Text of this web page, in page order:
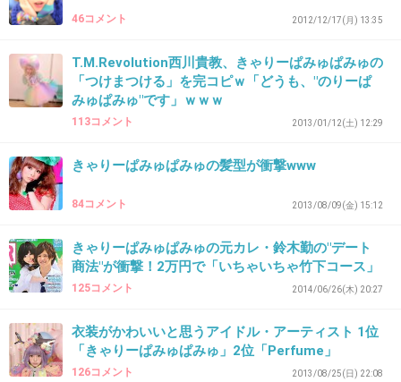
+904 -141
きゃりーもきゃりーで文句言いながらも男にヒ
ョイヒョイ就いていきそうなタイプよね
+401 -34
41. 匿名2014/10/10(金) 10:22:03
若いし、独身だし、お好きにどーぞ
46コメント 2012/12/17(月) 13:35
T.M.Revolution西川貴教、きゃりーぱみゅぱみゅの
「つけまつける」を完コピｗ「どうも、"のりーぱ
みゅぱみゅ"です」ｗｗｗ
113コメント 2013/01/12(土) 12:29
きゃりーぱみゅぱみゅの髪型が衝撃www
84コメント 2013/08/09(金) 15:12
きゃりーぱみゅぱみゅの元カレ・鈴木勤の"デート
商法"が衝撃！2万円で「いちゃいちゃ竹下コース」
125コメント 2014/06/26(木) 20:27
衣装がかわいいと思うアイドル・アーティスト 1位
「きゃりーぱみゅぱみゅ」2位「Perfume」
126コメント 2013/08/25(日) 22:08